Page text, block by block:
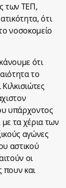
των ΤΕΠ,
ότι
νοσοκομείο
ότι
το
υπάρχοντος
τα χέρια των
αγώνες
αστικού
οι
πουν και